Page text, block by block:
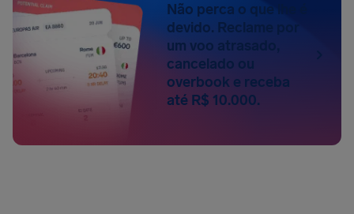
Não perca o que lhe é
devido. Reclame por
um voo atrasado,
cancelado ou
overbook e receba
até R$ 10.000.